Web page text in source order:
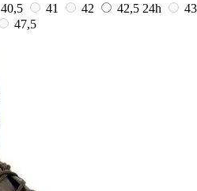
40,5 41 42 42,5 24h
43
47,5